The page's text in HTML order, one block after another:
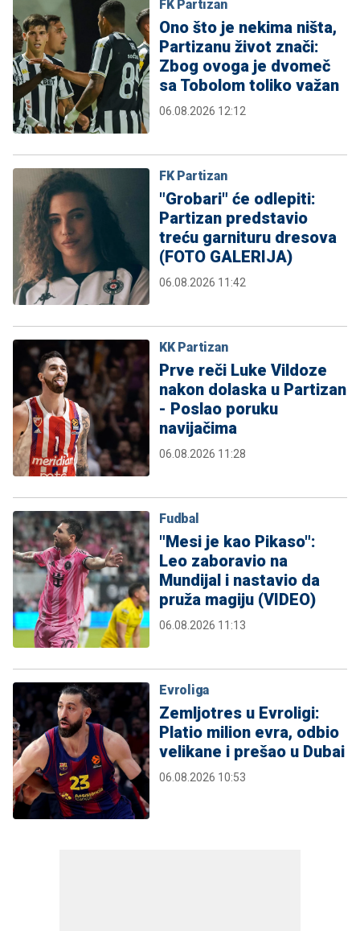
FK Partizan
Ono što je nekima ništa,
Partizanu život znači:
Zbog ovoga je dvomeč
sa Tobolom toliko važan
06.08.2026 12:12
FK Partizan
"Grobari" će odlepiti:
Partizan predstavio
treću garnituru dresova
(FOTO GALERIJA)
06.08.2026 11:42
KK Partizan
Prve reči Luke Vildoze
nakon dolaska u Partizan
- Poslao poruku
navijačima
06.08.2026 11:28
Fudbal
"Mesi je kao Pikaso":
Leo zaboravio na
Mundijal i nastavio da
pruža magiju (VIDEO)
06.08.2026 11:13
Evroliga
Zemljotres u Evroligi:
Platio milion evra, odbio
velikane i prešao u Dubai
06.08.2026 10:53